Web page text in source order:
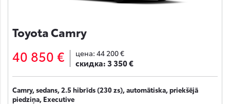
Toyota Camry
40 850 € цена: 44 200 €
скидка:3 350 €
Camry, sedans, 2.5 hibrīds (230 zs), automātiska, priekšējā
piedziņa, Executive